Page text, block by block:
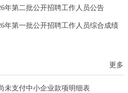
年第二批公开招聘工作人员公告
年第一批公开招聘工作人员综合成绩
更多
未支付中小企业款项明细表